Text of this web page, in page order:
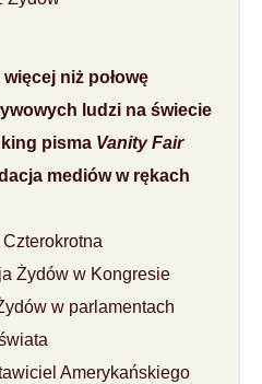
niż połowę
ludzi na świecie
pisma Vanity Fair
mediów w rękach
Żydów w Kongresie
w parlamentach
Amerykańskiego